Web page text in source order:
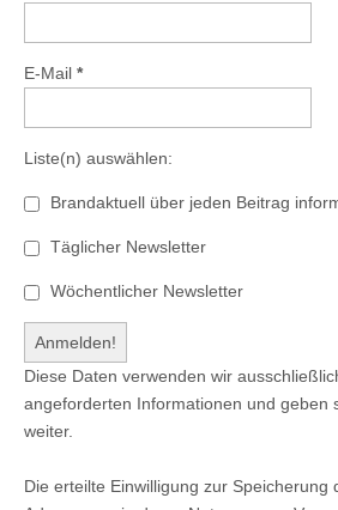
E-Mail *
Liste(n) auswählen:
Brandaktuell über jeden Beitrag
Täglicher Newsletter
Wöchentlicher Newsletter
Diese Daten verwenden wir
angeforderten Informationen und geben
weiter.
Die erteilte Einwilligung zur Speicherung